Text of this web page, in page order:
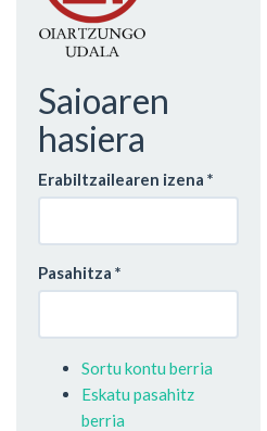
Saioaren
hasiera
Erabiltzailearen izena *
Pasahitza *
Sortu kontu berria
Eskatu pasahitz
berria